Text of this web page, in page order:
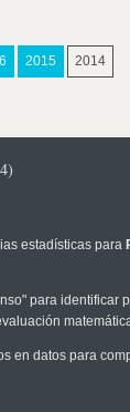
2015 2014
estadísticas para
para identificar
en datos para